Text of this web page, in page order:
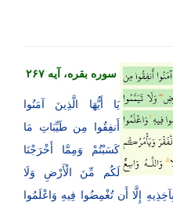
سوره بقره، آیه ۲۶۷
یَا أَیُّهَا الَّذِینَ آمَنُوا
أَنفِقُوا مِن طَیِّبَاتِ مَا
كَسَبْتُمْ وَمِمَّا أَخْرَجْنَا
لَكُم مِّنَ الْأَرْضِ وَلَا
إِلَّا أَن تُغْمِضُوا فِیهِ وَاعْلَمُوا